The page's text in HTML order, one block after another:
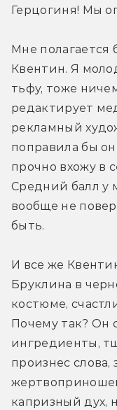
Герцогиня! Мы
Мне полагается
Квентин. Я
тьфу, тоже
редактирует
рекламный
поправила бы
прочно вхожу в
Средний балл у
вообще не
быть.
И все же
Бруклина в
костюме,
Почему так? Он
ингредиенты,
произнес слова,
капризный дух,